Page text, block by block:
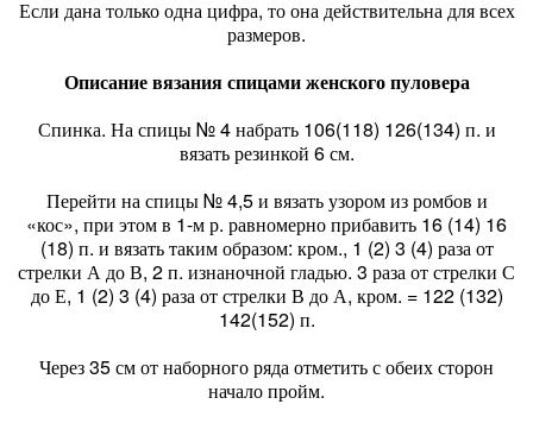
Если дана только одна цифра, то она действительна для всех
размеров.
Описание вязания спицами женского пуловера
Спинка. На спицы № 4 набрать 106(118) 126(134) п. и
вязать резинкой 6 см.
Перейти на спицы № 4,5 и вязать узором из ромбов и
«кос», при этом в 1-м р. равномерно прибавить 16 (14) 16
(18) п. и вязать таким образом: кром., 1 (2) 3 (4) раза от
стрелки А до В, 2 п. изнаночной гладью. 3 раза от стрелки С
до Е, 1 (2) 3 (4) раза от стрелки В до А, кром. = 122 (132)
142(152) п.
Через 35 см от наборного ряда отметить с обеих сторон
начало пройм.